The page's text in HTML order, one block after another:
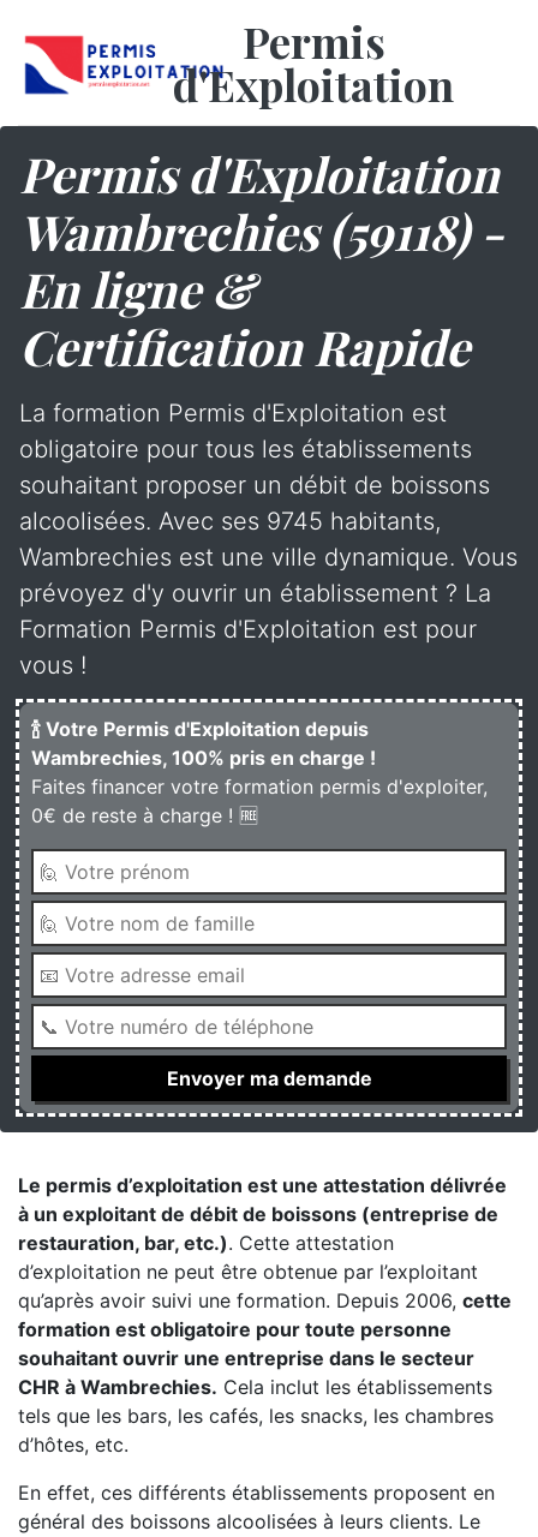
Permis
d'Exploitation
Permis d'Exploitation
Wambrechies (59118) -
En ligne &
Certification Rapide
La formation Permis d'Exploitation est
obligatoire pour tous les établissements
souhaitant proposer un débit de boissons
alcoolisées. Avec ses 9745 habitants,
Wambrechies est une ville dynamique. Vous
prévoyez d'y ouvrir un établissement ? La
Formation Permis d'Exploitation est pour
vous !
🍾 Votre Permis d'Exploitation depuis
Wambrechies, 100% pris en charge !
Faites financer votre formation permis d'exploiter,
0€ de reste à charge ! 🆓
Le permis d’exploitation est une attestation délivrée
à un exploitant de débit de boissons (entreprise de
restauration, bar, etc.). Cette attestation
d’exploitation ne peut être obtenue par l’exploitant
qu’après avoir suivi une formation. Depuis 2006, cette
formation est obligatoire pour toute personne
souhaitant ouvrir une entreprise dans le secteur
CHR à Wambrechies. Cela inclut les établissements
tels que les bars, les cafés, les snacks, les chambres
d’hôtes, etc.
En effet, ces différents établissements proposent en
général des boissons alcoolisées à leurs clients. Le